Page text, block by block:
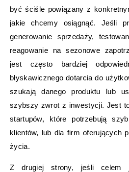
być ściśle powiązany z
jakie chcemy osiągnąć. Jeśli
generowanie sprzedaży,
reagowanie na sezonowe
jest często bardziej
błyskawicznego dotarcia do
szukają danego produktu lub
szybszy zwrot z inwestycji. Jest
startupów, które potrzebują
klientów, lub dla firm oferujących
życia.
Z drugiej strony, jeśli celem